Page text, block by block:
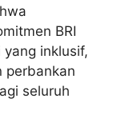
BRI
inklusif,
perbankan
seluruh